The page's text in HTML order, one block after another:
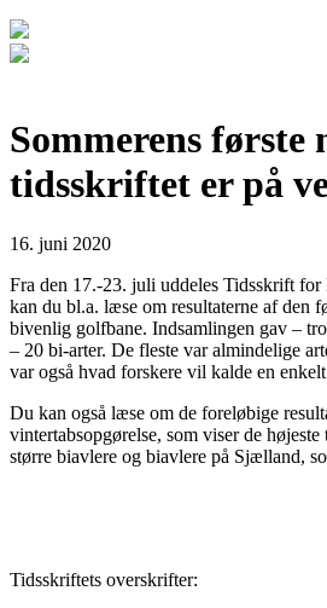
Sommerens første
tidsskriftet er på
16. juni 2020
Fra den 17.-23. juli uddeles Tidsskrift
kan du bl.a. læse om resultaterne af den
bivenlig golfbane. Indsamlingen gav –
– 20 bi-arter. De fleste var almindelige
var også hvad forskere vil kalde en
Du kan også læse om de foreløbige
vintertabsopgørelse, som viser de
større biavlere og biavlere på Sjælland,
Tidsskriftets overskrifter: